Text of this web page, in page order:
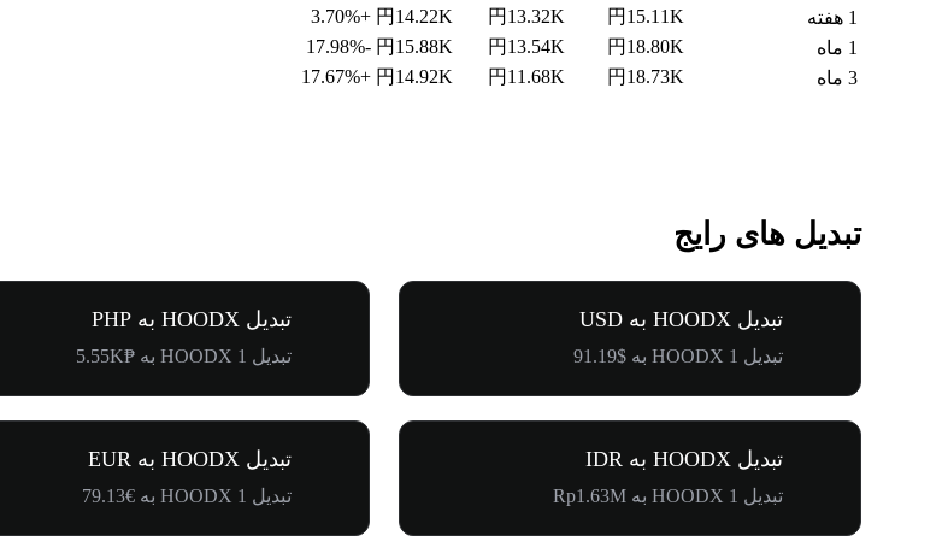
1 هفته
円15.11K
円13.32K
円14.22K
+3.70%
1 ماه
円18.80K
円13.54K
円15.88K
-17.98%
3 ماه
円18.73K
円11.68K
円14.92K
+17.67%
تبدیل های رایج
تبدیل HOODX به USD
تبدیل 1 HOODX به $91.19
تبدیل HOODX به PHP
تبدیل 1 HOODX به ₱5.55K
تبدیل HOODX به IDR
تبدیل 1 HOODX به Rp1.63M
تبدیل HOODX به EUR
تبدیل 1 HOODX به €79.13